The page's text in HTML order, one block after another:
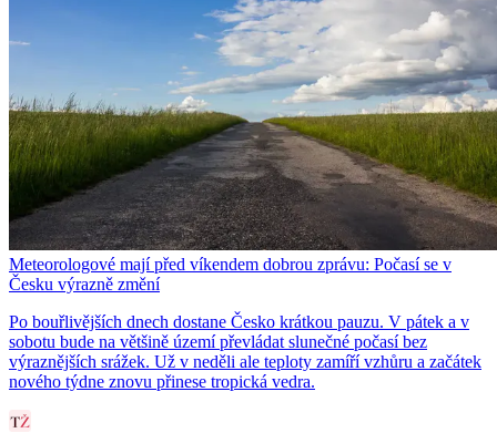
Meteorologové mají před víkendem dobrou zprávu: Počasí se v
Česku výrazně změní
Po bouřlivějších dnech dostane Česko krátkou pauzu. V pátek a v
sobotu bude na většině území převládat slunečné počasí bez
výraznějších srážek. Už v neděli ale teploty zamíří vzhůru a začátek
nového týdne znovu přinese tropická vedra.